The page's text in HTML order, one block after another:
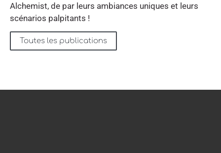
Alchemist, de par leurs ambiances uniques et leurs
scénarios palpitants !
Toutes les publications